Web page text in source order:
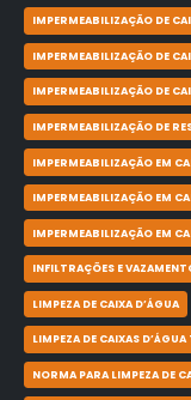
IMPERMEABILIZAÇÃO DE
IMPERMEABILIZAÇÃO DE
IMPERMEABILIZAÇÃO DE
IMPERMEABILIZAÇÃO DE
IMPERMEABILIZAÇÃO EM
IMPERMEABILIZAÇÃO EM
IMPERMEABILIZAÇÃO EM
INFILTRAÇÕES E
LIMPEZA DE CAIXA D’ÁGUA
LIMPEZA DE CAIXAS D’ÁGUA
NORMA PARA LIMPEZA DE